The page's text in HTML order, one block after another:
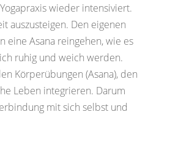
wieder intensiviert.
auszusteigen. Den eigenen
eine Asana reingehen, wie es
ruhig und weich werden.
Körperübungen (Asana), den
Leben integrieren. Darum
mit sich selbst und